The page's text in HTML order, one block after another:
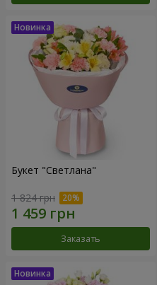
Букет "Светлана"
1 824 грн
Заказать